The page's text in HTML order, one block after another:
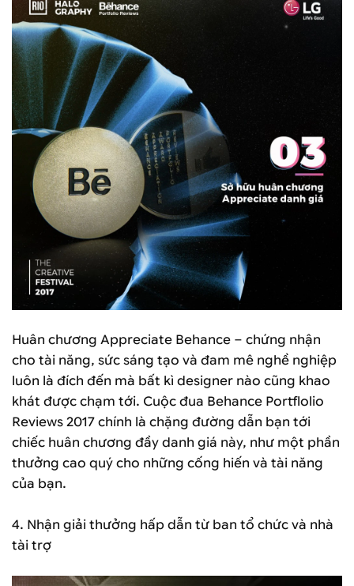
Huân chương Appreciate Behance – chứng nhận
cho tài năng, sức sáng tạo và đam mê nghề nghiệp
luôn là đích đến mà bất kì designer nào cũng khao
khát được chạm tới. Cuộc đua Behance Portflolio
Reviews 2017 chính là chặng đường dẫn bạn tới
chiếc huân chương đầy danh giá này, như một phần
thưởng cao quý cho những cống hiến và tài năng
của bạn.
4. Nhận giải thưởng hấp dẫn từ ban tổ chức và nhà
tài trợ